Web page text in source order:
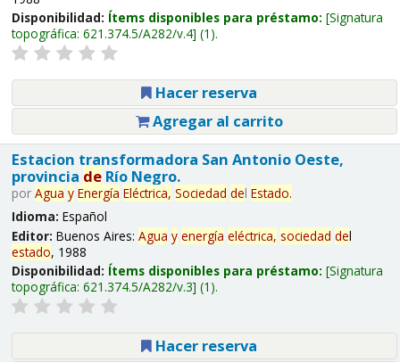
Disponibilidad: Ítems disponibles para préstamo: Signatura
topográfica: 621.374.5/A282/v.4 (1).
Hacer reserva
Agregar al carrito
Estacion transformadora San Antonio Oeste,
provincia deRío Negro.
por Agua y Energía Eléctrica, Sociedad del Estado.
Idioma: Español
Editor: Buenos Aires: Agua y energía eléctrica, sociedad del
estado, 1988
Disponibilidad: Ítems disponibles para préstamo: Signatura
topográfica: 621.374.5/A282/v.3 (1).
Hacer reserva